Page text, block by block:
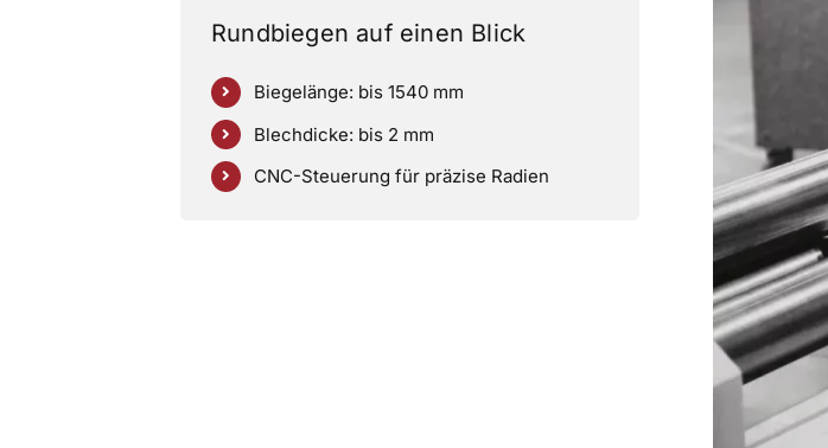
Rundbiegen auf einen Blick
Biegelänge: bis 1540 mm
Blechdicke: bis 2 mm
CNC-Steuerung für präzise Radien